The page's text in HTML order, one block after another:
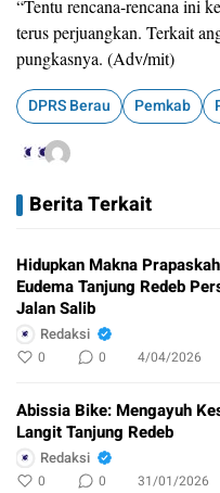
“Tentu rencana-rencana ini
terus perjuangkan. Terkait
pungkasnya. (Adv/mit)
DPRS Berau Pemkab
Berita Terkait
Hidupkan Makna
Eudema Tanjung Redeb
Jalan Salib
Redaksi
0 0 4/04/2026
Abissia Bike: Mengayuh
Langit Tanjung Redeb
Redaksi
0 0 31/01/2026